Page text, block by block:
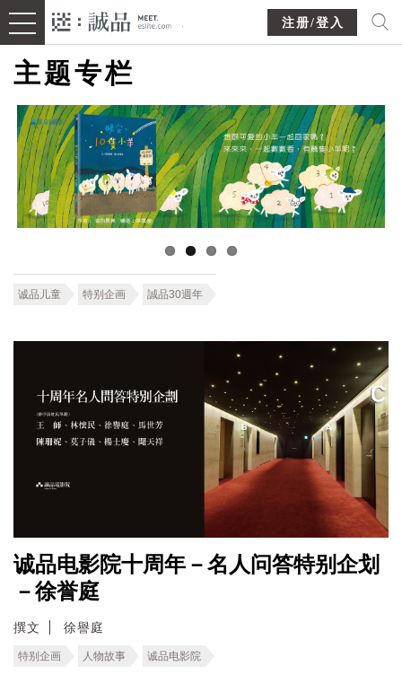
注册/登入
主题专栏
诚品儿童 特别企画 誠品30週年
诚品电影院十周年－名人问答特别企划
－徐誉庭
撰文 徐譽庭
特别企画 人物故事 诚品电影院